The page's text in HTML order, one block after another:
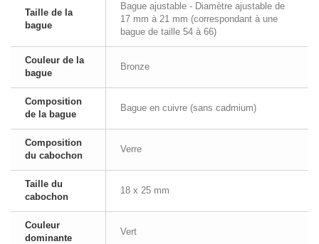
Taille de la
bague
Bague ajustable - Diamètre ajustable de
17 mm à 21 mm (correspondant à une
bague de taille 54 à 66)
Couleur de la
bague
Bronze
Composition
de la bague
Bague en cuivre (sans cadmium)
Composition
du cabochon
Verre
Taille du
cabochon
18 x 25 mm
Couleur
dominante
Vert